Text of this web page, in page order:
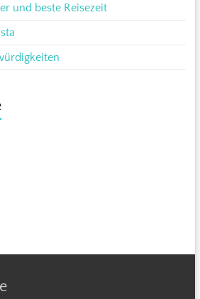
und beste Reisezeit